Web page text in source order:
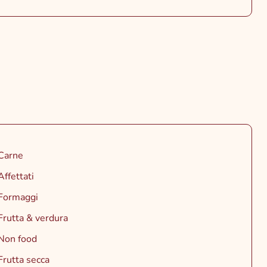
& verdura
food
secca